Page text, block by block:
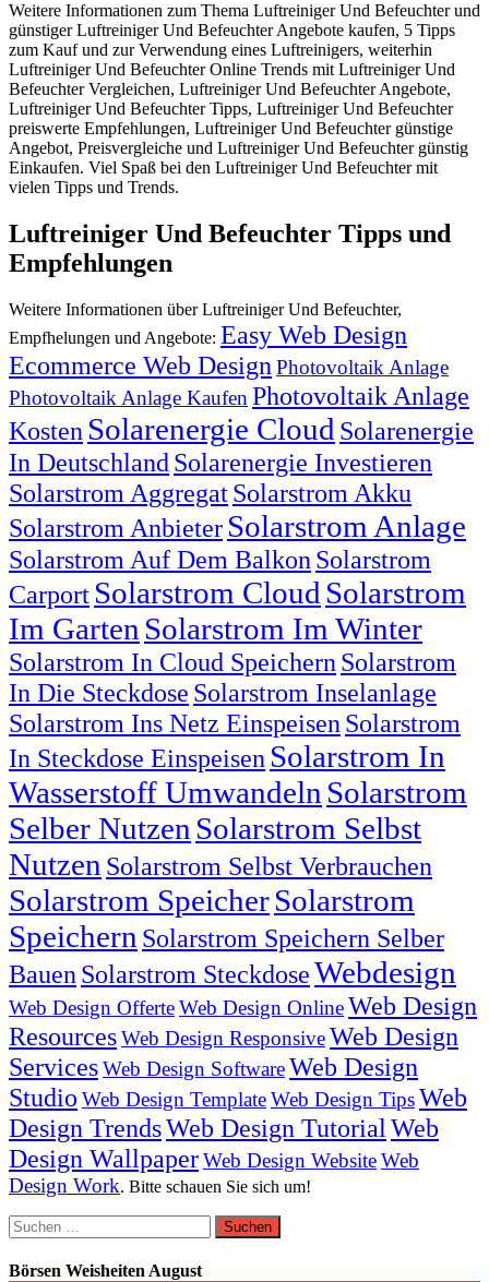
Weitere Informationen zum Thema Luftreiniger Und Befeuchter und
günstiger Luftreiniger Und Befeuchter Angebote kaufen, 5 Tipps
zum Kauf und zur Verwendung eines Luftreinigers, weiterhin
Luftreiniger Und Befeuchter Online Trends mit Luftreiniger Und
Befeuchter Vergleichen, Luftreiniger Und Befeuchter Angebote,
Luftreiniger Und Befeuchter Tipps, Luftreiniger Und Befeuchter
preiswerte Empfehlungen, Luftreiniger Und Befeuchter günstige
Angebot, Preisvergleiche und Luftreiniger Und Befeuchter günstig
Einkaufen. Viel Spaß bei den Luftreiniger Und Befeuchter mit
vielen Tipps und Trends.
Luftreiniger Und Befeuchter Tipps und
Empfehlungen
Weitere Informationen über Luftreiniger Und Befeuchter,
Empfhelungen und Angebote: Easy Web Design
Ecommerce Web Design Photovoltaik Anlage
Photovoltaik Anlage Kaufen Photovoltaik Anlage
Kosten Solarenergie Cloud Solarenergie
In Deutschland Solarenergie Investieren
Solarstrom AggregatSolarstrom Akku
Solarstrom Anbieter Solarstrom Anlage
Solarstrom Auf Dem Balkon Solarstrom
Carport Solarstrom Cloud Solarstrom
Im Garten Solarstrom Im Winter
Solarstrom In Cloud Speichern Solarstrom
In Die Steckdose Solarstrom Inselanlage
Solarstrom Ins Netz Einspeisen Solarstrom
In Steckdose Einspeisen Solarstrom In
Wasserstoff Umwandeln Solarstrom
Selber Nutzen Solarstrom Selbst
Nutzen Solarstrom Selbst Verbrauchen
Solarstrom SpeicherSolarstrom
Speichern Solarstrom Speichern Selber
Bauen Solarstrom SteckdoseWebdesign
Web Design OfferteWeb Design OnlineWeb Design
ResourcesWeb Design ResponsiveWeb Design
ServicesWeb Design SoftwareWeb Design
Studio Web Design TemplateWeb Design TipsWeb
Design TrendsWeb Design Tutorial Web
Design WallpaperWeb Design WebsiteWeb
Design Work. Bitte schauen Sie sich um!
Suchen
nach:
Börsen Weisheiten August